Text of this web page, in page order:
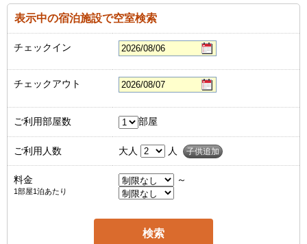
表示中の宿泊施設で空室検索
チェックイン
チェックアウト
ご利用部屋数 部屋
ご利用人数 大人 人 子供追加
料金
1部屋1泊あたり
～